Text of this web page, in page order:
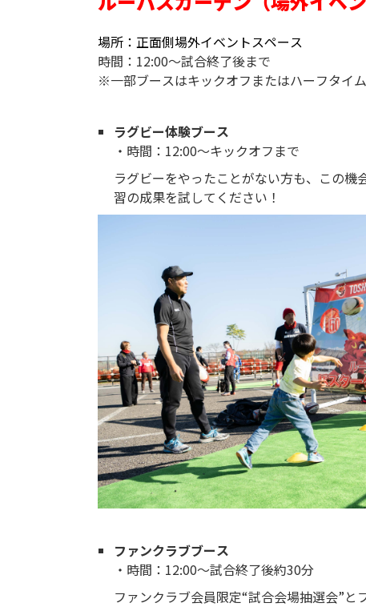
場所：正面側場外イベントスペース
時間：12:00～試合終了後まで
※一部ブースはキックオフまたはハーフタイ
ラグビー体験ブース
・時間：12:00～キックオフまで
ラグビーをやったことがない方も、この
習の成果を試してください！
ファンクラブブース
・時間：12:00～試合終了後約30分
ファンクラブ会員限定“試合会場抽選会”と